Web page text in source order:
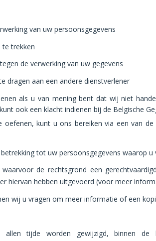
van uw persoonsgegevens
trekken
de verwerking van uw gegevens
dragen aan een andere dienstverlener
als u van mening bent dat wij niet
ook een klacht indienen bij de Belgische
kunt u ons bereiken via een van
tot uw persoonsgegevens waarop
waarvoor de rechtsgrond een
hiervan hebben uitgevoerd (voor meer
wij u vragen om meer informatie of een
allen tijde worden gewijzigd, binnen de